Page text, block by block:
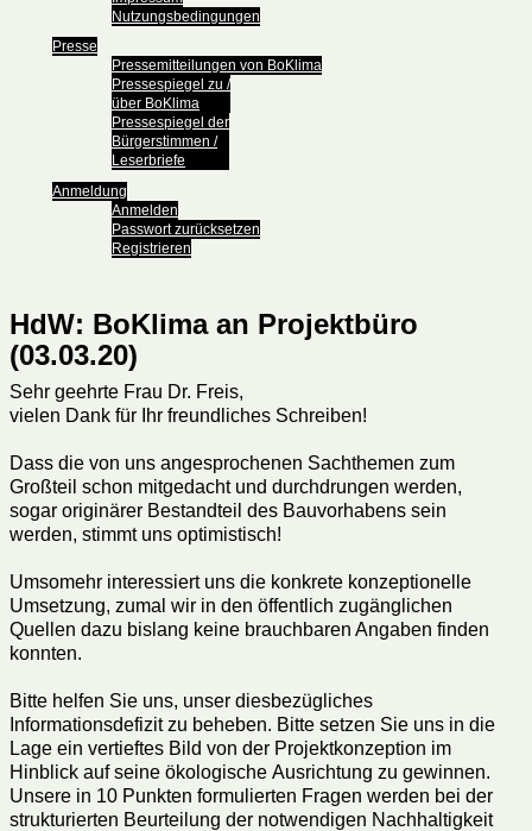
Nutzungsbedingungen
Presse
Pressemitteilungen von BoKlima
Pressespiegel zu /
über BoKlima
Pressespiegel der
Bürgerstimmen /
Leserbriefe
Anmeldung
Anmelden
Passwort zurücksetzen
Registrieren
HdW: BoKlima an Projektbüro
(03.03.20)
Sehr geehrte Frau Dr. Freis,
vielen Dank für Ihr freundliches Schreiben!
Dass die von uns angesprochenen Sachthemen zum
Großteil schon mitgedacht und durchdrungen werden,
sogar originärer Bestandteil des Bauvorhabens sein
werden, stimmt uns optimistisch!
Umsomehr interessiert uns die konkrete konzeptionelle
Umsetzung, zumal wir in den öffentlich zugänglichen
Quellen dazu bislang keine brauchbaren Angaben finden
konnten.
Bitte helfen Sie uns, unser diesbezügliches
Informationsdefizit zu beheben. Bitte setzen Sie uns in die
Lage ein vertieftes Bild von der Projektkonzeption im
Hinblick auf seine ökologische Ausrichtung zu gewinnen.
Unsere in 10 Punkten formulierten Fragen werden bei der
strukturierten Beurteilung der notwendigen Nachhaltigkeit